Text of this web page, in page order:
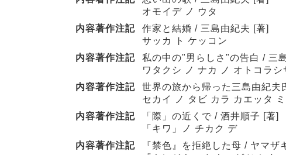
オモイデ ノ ウタ
内容著作注記
作家と結婚 / 三島由紀夫 [著]
サッカ ト ケッコン
内容著作注記
私の中の"男らしさ"の告白 / 三
ワタクシ ノ ナカ ノ オトコラシ
内容著作注記
世界の旅から帰った三島由紀
セカイ ノ タビ カラ カエッタ
内容著作注記
「際」の近くで / 酒井順子 [著]
「キワ」ノ チカク デ
内容著作注記
『禁色』を拒絶した母 / ヤマザ